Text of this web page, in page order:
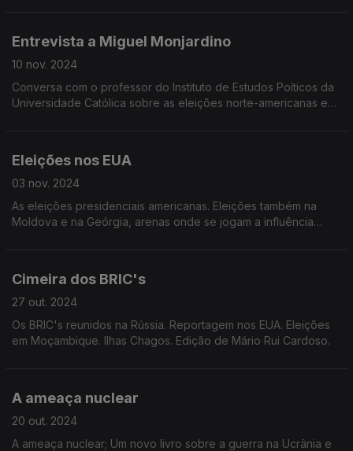
Entrevista a Miguel Monjardino
10 nov. 2024
Conversa com o professor do Instituto de Estudos Poíticos da
Universidade Católica sobre as eleições norte-americanas e
Eleições nos EUA
03 nov. 2024
As eleições presidenciais americanas. Eleições também na
Moldova e na Geórgia, arenas onde se jogam a influência
Cimeira dos BRIC's
27 out. 2024
Os BRIC's reunidos na Rússia. Reportagem nos EUA. Eleições
em Moçambique. Ilhas Chagos. Edição de Mário Rui Cardoso.
A ameaça nuclear
20 out. 2024
A ameaça nuclear; Um novo livro sobre a guerra na Ucrânia e